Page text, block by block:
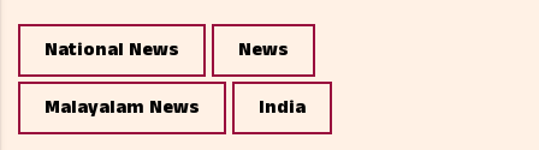
National News News
Malayalam News India